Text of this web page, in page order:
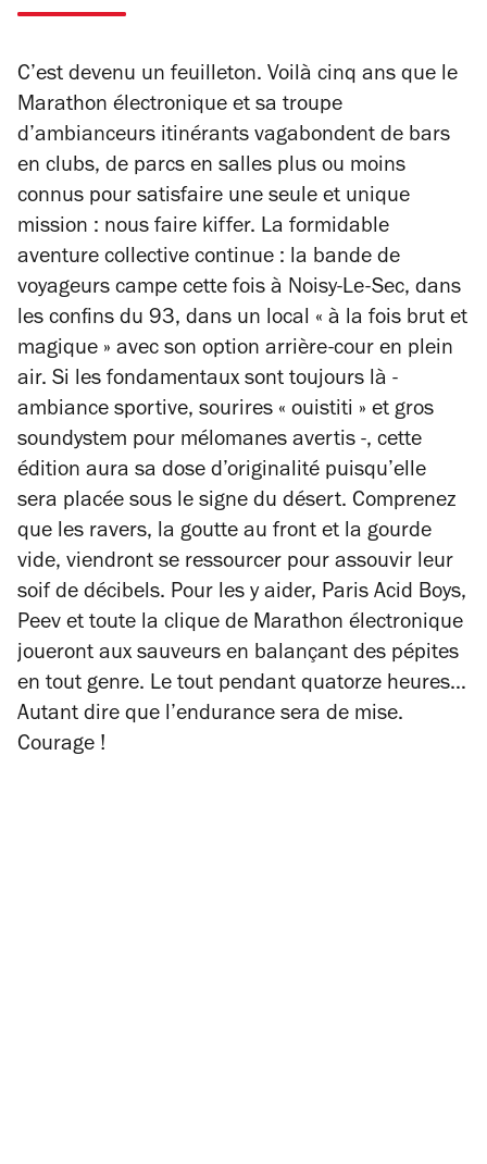
C’est devenu un feuilleton. Voilà cinq ans que le
Marathon électronique et sa troupe
d’ambianceurs itinérants vagabondent de bars
en clubs, de parcs en salles plus ou moins
connus pour satisfaire une seule et unique
mission : nous faire kiffer. La formidable
aventure collective continue : la bande de
voyageurs campe cette fois à Noisy-Le-Sec, dans
les confins du 93, dans un local « à la fois brut et
magique » avec son option arrière-cour en plein
air. Si les fondamentaux sont toujours là -
ambiance sportive, sourires « ouistiti » et gros
soundystem pour mélomanes avertis -, cette
édition aura sa dose d’originalité puisqu’elle
sera placée sous le signe du désert. Comprenez
que les ravers, la goutte au front et la gourde
vide, viendront se ressourcer pour assouvir leur
soif de décibels. Pour les y aider, Paris Acid Boys,
Peev et toute la clique de Marathon électronique
joueront aux sauveurs en balançant des pépites
en tout genre. Le tout pendant quatorze heures…
Autant dire que l’endurance sera de mise.
Courage !